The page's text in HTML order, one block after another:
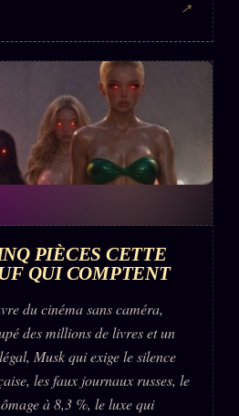
↗
PIÈCES CETTE
QUI COMPTENT
du cinéma sans caméra,
des millions de livres et un
Musk qui exige le silence
les faux journaux russes, le
à 8,3 %, le luxe qui